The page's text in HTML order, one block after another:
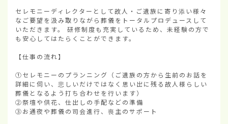
セレモニーディレクターとして故人・ご遺族に寄り添い様々
なご要望を汲み取りながら葬儀をトータルプロデュースして
いただきます。 研修制度も充実しているため、未経験の方で
も安心してはたらくことができます。
【仕事の流れ】
①セレモニーのプランニング（ご遺族の方から生前のお話を
詳細に伺い、悲しいだけではなく思い出に残る故人様らしい
葬儀となるよう打ち合わせを行います）
②祭壇や供花、仕出しの手配などの準備
③お通夜や葬儀の司会進行、喪主のサポート